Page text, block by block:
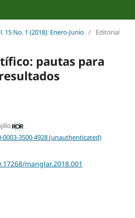
15 No. 1 (2018): Enero-Junio / Editorial
pautas para
3500-4928 (unauthenticated)
manglar.2018.001